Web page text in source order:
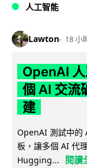
人工智能
Lawton 18 小
OpenAI
個 AI 交流
建
OpenAI 測試中的
板，讓多個 AI 代
Hugging...
閱讀